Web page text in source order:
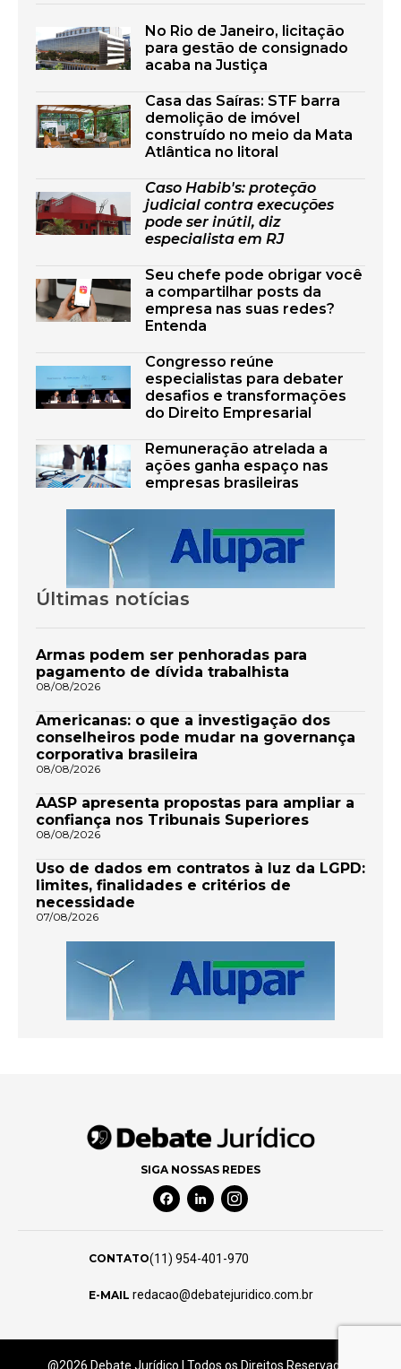
No Rio de Janeiro, licitação
para gestão de consignado
acaba na Justiça
Casa das Saíras: STF barra
demolição de imóvel
construído no meio da Mata
Atlântica no litoral
Caso Habib's: proteção
judicial contra execuções
pode ser inútil, diz
especialista em RJ
Seu chefe pode obrigar você
a compartilhar posts da
empresa nas suas redes?
Entenda
Congresso reúne
especialistas para debater
desafios e transformações
do Direito Empresarial
Remuneração atrelada a
ações ganha espaço nas
empresas brasileiras
Últimas notícias
Armas podem ser penhoradas para
pagamento de dívida trabalhista
08/08/2026
Americanas: o que a investigação dos
conselheiros pode mudar na governança
corporativa brasileira
08/08/2026
AASP apresenta propostas para ampliar a
confiança nos Tribunais Superiores
08/08/2026
Uso de dados em contratos à luz da LGPD:
limites, finalidades e critérios de
necessidade
07/08/2026
SIGA NOSSAS REDES
Facebook Social Media
Linkedin Social Media
Instagram Social Media
CONTATO(11) 954-401-970
E-MAIL redacao@debatejuridico.com.br
@2026 Debate Jurídico | Todos os Direitos Reservados